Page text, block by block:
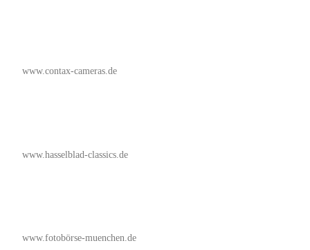
www.contax-cameras.de
www.hasselblad-classics.de
www.fotobörse-muenchen.de